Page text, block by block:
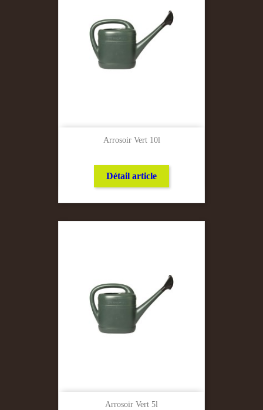
Arrosoir Vert 10l
Détail article
Arrosoir Vert 5l